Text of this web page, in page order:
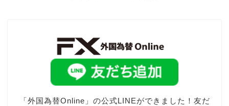
「外国為替Online」の公式LINEができました！友だ